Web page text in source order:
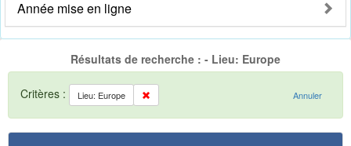
Année mise en ligne
Résultats de recherche : - Lieu: Europe
Critères : Lieu: Europe Annuler